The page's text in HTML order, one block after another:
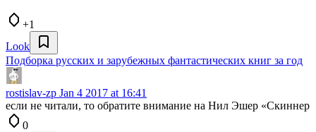
+1
Look
Подборка русских и зарубежных фантастических книг за год
rostislav-zp Jan 4 2017 at 16:41
если не читали, то обратите внимание на Нил Эшер «Скиннер
0